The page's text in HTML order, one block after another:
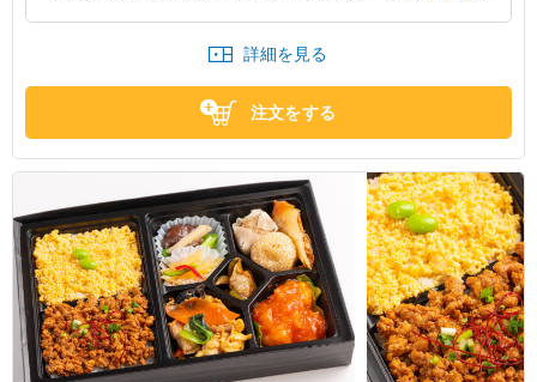
東京都渋谷区代々木
詳細を見る
注文をする